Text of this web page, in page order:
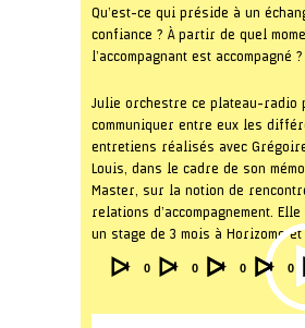
Qu’est-ce qui préside à un
confiance ? À partir de quel
l’accompagnant est accompagné ?
Julie orchestre ce plateau-radio
communiquer entre eux les
entretiens réalisés avec
Louis, dans le cadre de son
Master, sur la notion de
relations d’accompagnement.
un stage de 3 mois à Horizome et
Audio
Player
Video
Player
Video
Player
Video
Player
Video
Player
Video
Player
00:00 00:00 00:00